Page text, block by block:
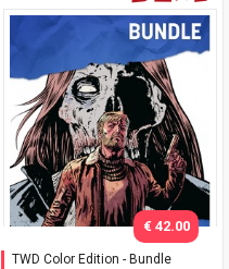
TWD Color Edition - Bundle
€ 42.00